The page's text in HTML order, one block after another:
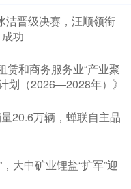
洁晋级决赛，汪顺领衔
功
赁和商务服务业“产业聚
划（2026—2028年）》
20.6万辆，蝉联自主品
大中矿业锂盐“扩军”迎